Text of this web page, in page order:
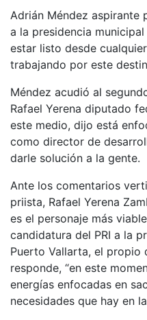
Adrián Méndez aspirante
a la presidencia
estar listo desde
trabajando por este
Méndez acudió al
Rafael Yerena diputado
este medio, dijo está
como director de
darle solución a la gente.
Ante los comentarios
priista, Rafael Yerena
es el personaje más
candidatura del PRI a la
Puerto Vallarta, el propio
responde, “en este
energías enfocadas en
necesidades que hay en